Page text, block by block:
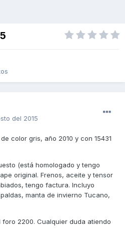
del 2015
color gris, año 2010 y con 15431
(está homologado y tengo
original. Frenos, aceite y tensor
tengo factura. Incluyo
manta de invierno Tucano,
2200. Cualquier duda atiendo